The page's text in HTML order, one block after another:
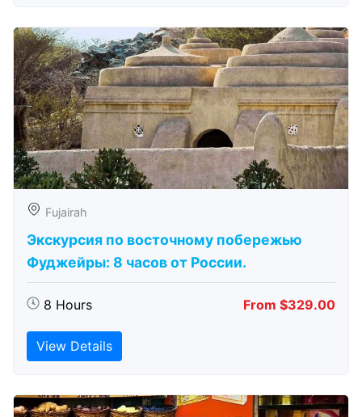
Fujairah
Экскурсия по восточному побережью
Фуджейры: 8 часов от России.
8 Hours From $329.00
View Details